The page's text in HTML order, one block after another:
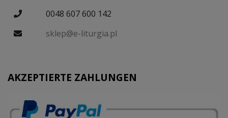
0048 607 600 142
sklep@e-liturgia.pl
AKZEPTIERTE ZAHLUNGEN